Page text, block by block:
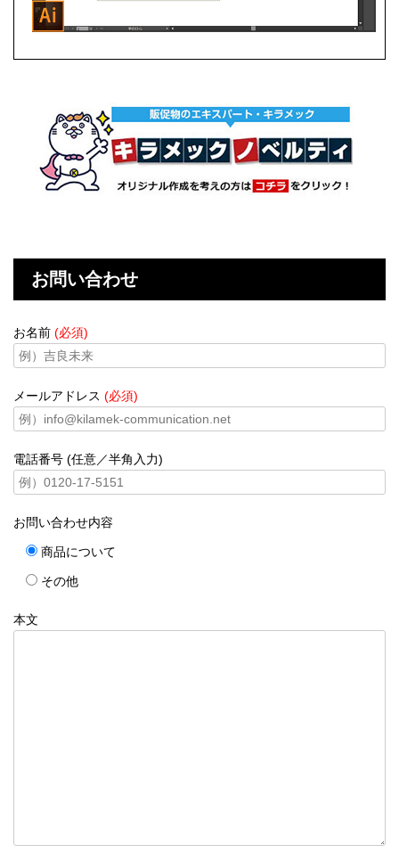
お問い合わせ
お名前 (必須)
メールアドレス (必須)
電話番号 (任意／半角入力)
お問い合わせ内容
商品について
その他
本文